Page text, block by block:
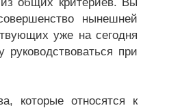
нынешней
уже на сегодня
при
которые относятся к